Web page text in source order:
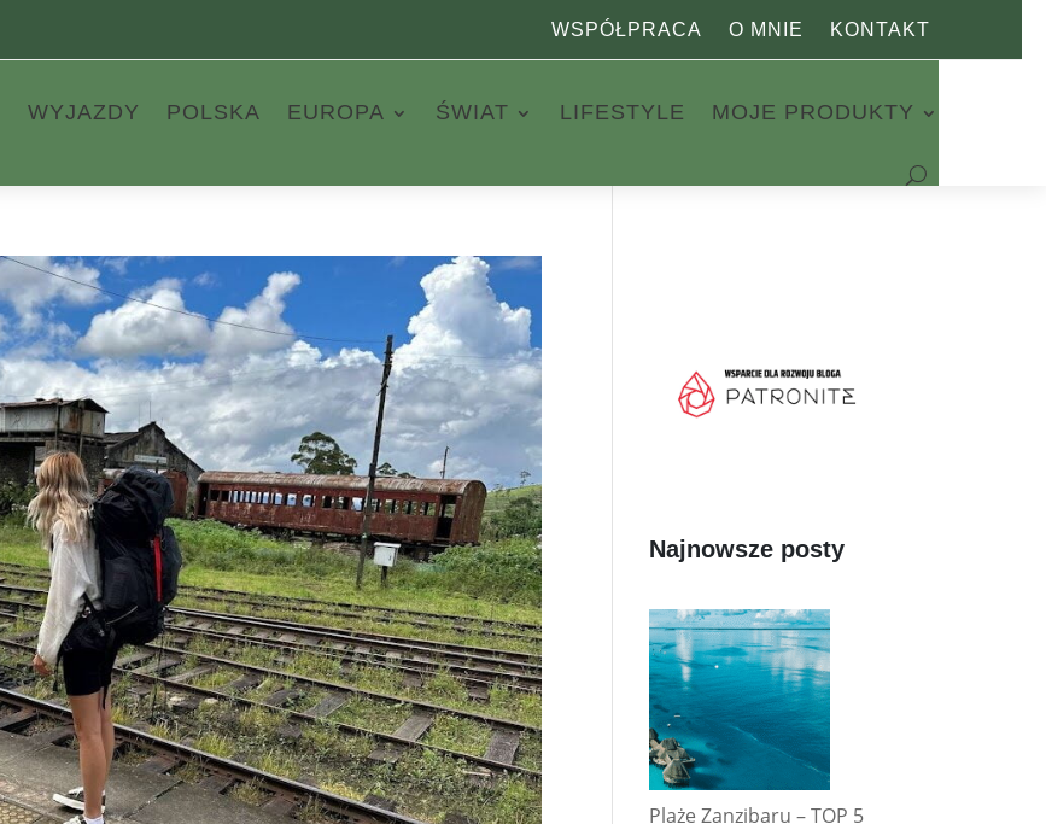
WSPÓŁPRACA O MNIE KONTAKT
WYJAZDY POLSKA EUROPA ŚWIAT LIFESTYLE MOJE PRODUKTY
Najnowsze posty
Plaże Zanzibaru – TOP 5